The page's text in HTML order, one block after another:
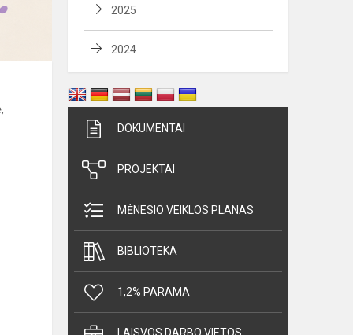
2025
2024
DOKUMENTAI
PROJEKTAI
MĖNESIO VEIKLOS PLANAS
BIBLIOTEKA
1,2% PARAMA